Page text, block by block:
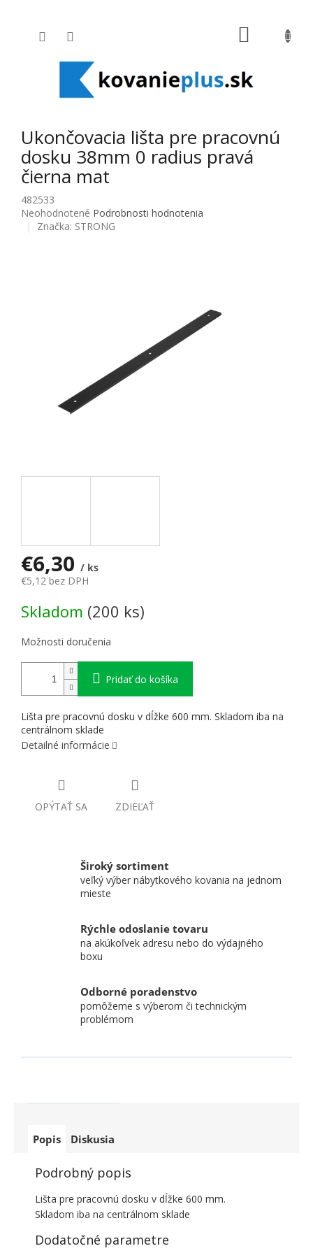
Ukončovacia lišta pre pracovnú
dosku 38mm 0 radius pravá
čierna mat
482533
Priemerné hodnotenie produktu je 0,0 z 5 hviezdičiek.
Neohodnotené Podrobnosti hodnotenia
Značka: STRONG
€6,30 / ks
€5,12 bez DPH
Skladom (200 ks)
Možnosti doručenia
Pridať do košíka
Lišta pre pracovnú dosku v dĺžke 600 mm. Skladom iba na
centrálnom sklade
Detailné informácie
OPÝTAŤ SA ZDIEĽAŤ
Široký sortiment
veľký výber nábytkového kovania na jednom
mieste
Rýchle odoslanie tovaru
na akúkoľvek adresu nebo do výdajného
boxu
Odborné poradenstvo
pomôžeme s výberom či technickým
problémom
Popis Diskusia
Podrobný popis
Lišta pre pracovnú dosku v dĺžke 600 mm.
Skladom iba na centrálnom sklade
Dodatočné parametre